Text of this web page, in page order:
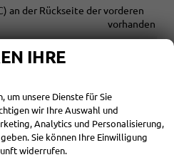
an der Rückseite der vorderen
vorhanden
Climatronic (2-Zonen) +
Android Auto) + 8
(Typ-C) an der Rückseite
vorhanden
+ Top LED-Rückleuchten +
+ Nebelscheinwerfer mit
IHRE
um unsere Dienste für Sie
wir Ihre Auswahl und
Analytics und Personalisierung,
Sie können Ihre Einwilligung
widerrufen.